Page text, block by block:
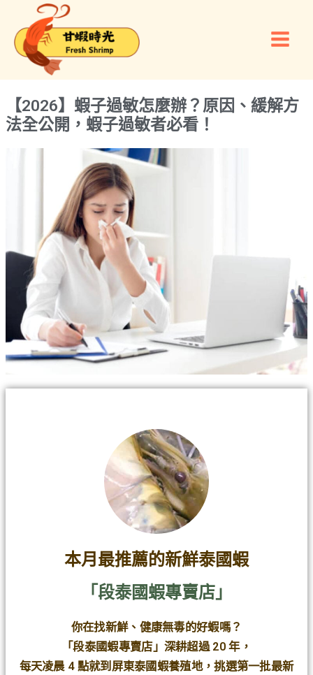
內
Menu
【2026】蝦子過敏怎麼辦？原因、緩解方
法全公開，蝦子過敏者必看！
本月最推薦的新鮮泰國蝦
「段泰國蝦專賣店」
你在找新鮮、健康無毒的好蝦嗎？
「段泰國蝦專賣店」深耕超過 20 年，
每天凌晨 4 點就到屏東泰國蝦養殖地，挑選第一批最新